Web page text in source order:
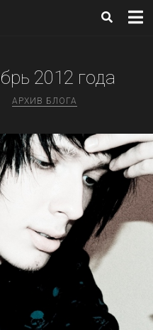
2012 года
АРХИВ БЛОГА